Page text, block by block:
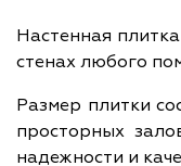
Настенная
стенах любого
Размер плитки
просторных
надежности и